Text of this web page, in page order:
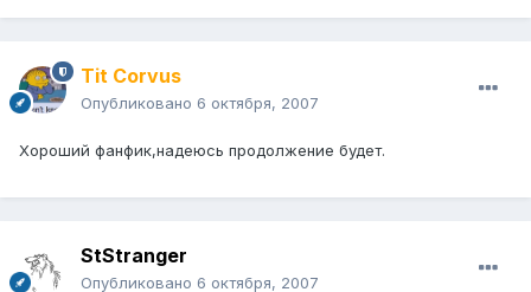
Tit Corvus
Опубликовано 6 октября, 2007
Хороший фанфик,надеюсь продолжение будет.
StStranger
Опубликовано 6 октября, 2007